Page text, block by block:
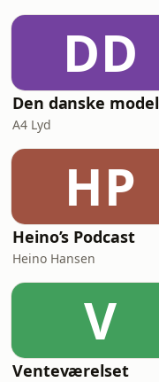
DD
Den danske model
A4 Lyd
HP
Heino’s Podcast
Heino Hansen
V
Venteværelset